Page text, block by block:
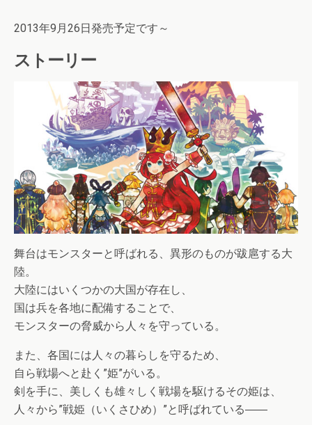
2013年9月26日発売予定です～
ストーリー
舞台はモンスターと呼ばれる、異形のものが跋扈する大
陸。
大陸にはいくつかの大国が存在し、
国は兵を各地に配備することで、
モンスターの脅威から人々を守っている。
また、各国には人々の暮らしを守るため、
自ら戦場へと赴く”姫”がいる。
剣を手に、美しくも雄々しく戦場を駆けるその姫は、
人々から”戦姫（いくさひめ）”と呼ばれている――